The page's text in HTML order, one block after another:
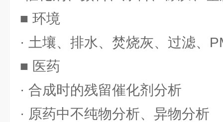
■ 环境
· 土壤、排水、焚烧灰、过滤、
■ 医药
· 合成时的残留催化剂分析
· 原药中不纯物分析、异物分析